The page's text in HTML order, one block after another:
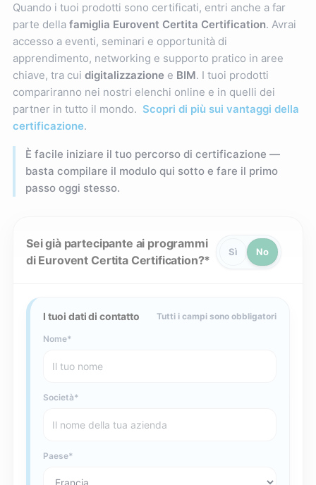
Quando i tuoi prodotti sono certificati, entri anche a far
parte della famiglia Eurovent Certita Certification. Avrai
accesso a eventi, seminari e opportunità di
apprendimento, networking e supporto pratico in aree
chiave, tra cui digitalizzazione e BIM. I tuoi prodotti
compariranno nei nostri elenchi online e in quelli dei
partner in tutto il mondo. Scopri di più sui vantaggi della
certificazione.
È facile iniziare il tuo percorso di certificazione —
basta compilare il modulo qui sotto e fare il primo
passo oggi stesso.
Sei già partecipante ai programmi
di Eurovent Certita Certification?
Sì No
I tuoi dati di contatto Tutti i campi sono obbligatori
Nome
Società
Paese